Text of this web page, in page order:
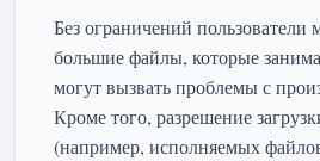
Без ограничений пользователи
большие файлы, которые
могут вызвать проблемы с
Кроме того, разрешение
(например, исполняемых